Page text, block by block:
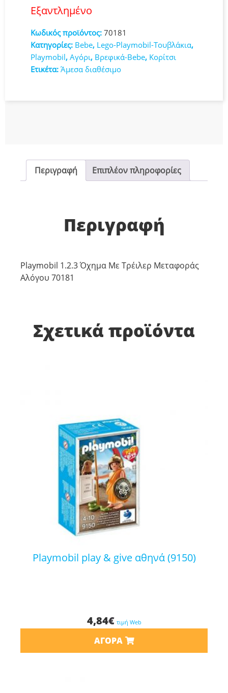
Εξαντλημένο
Κωδικός προϊόντος: 70181
Κατηγορίες: Bebe, Lego-Playmobil-Τουβλάκια,
Playmobil, Αγόρι, Βρεφικά-Bebe, Κορίτσι
Ετικέτα: Άμεσα διαθέσιμο
Περιγραφή Επιπλέον πληροφορίες
Περιγραφή
Playmobil 1.2.3 Όχημα Με Τρέιλερ Μεταφοράς
Αλόγου 70181
Σχετικά προϊόντα
playmobil play & give αθηνά (9150)
4,84€ τιμή Web
ΑΓΟΡΆ